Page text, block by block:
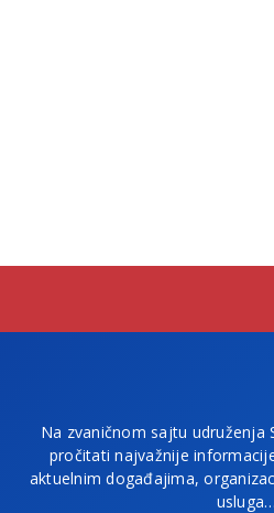
Na zvaničnom sajtu udruženja
pročitati najvažnije
aktuelnim događajima,
usluga…